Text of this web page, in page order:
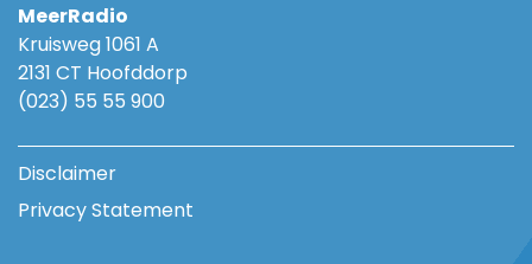
MeerRadio
Kruisweg 1061 A
2131 CT Hoofddorp
(023) 55 55 900
Disclaimer
Privacy Statement